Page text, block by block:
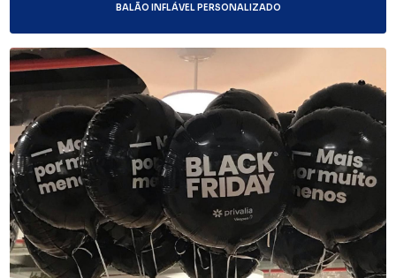
BALÃO INFLÁVEL PERSONALIZADO